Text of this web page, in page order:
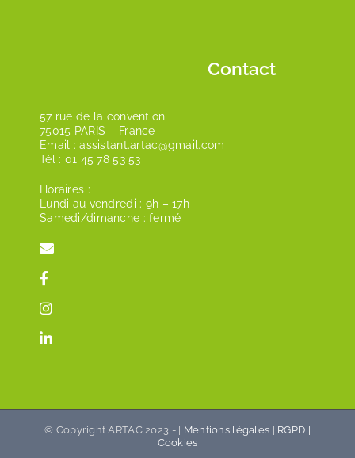
Contact
57 rue de la convention
75015 PARIS – France
Email : assistant.artac@gmail.com
Tél : 01 45 78 53 53
Horaires :
Lundi au vendredi : 9h – 17h
​​Samedi/dimanche : fermé
© Copyright ARTAC 2023 - | Mentions légales
RGPD |
Cookies